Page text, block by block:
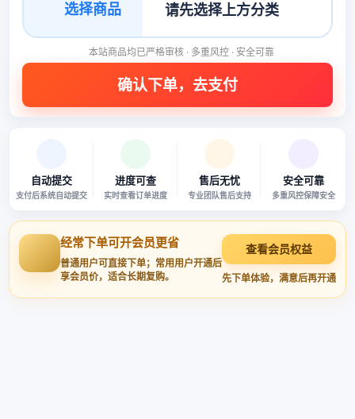
选择商品
本站商品均已严格审核 · 多重风控 · 安全可靠
自动提交
支付后系统自动提交
进度可查
实时查看订单进度
售后无忧
专业团队售后支持
安全可靠
多重风控保障安全
经常下单可开会员更省
普通用户可直接下单；常用用户开通后
享会员价，适合长期复购。
查看会员权益
先下单体验，满意后再开通